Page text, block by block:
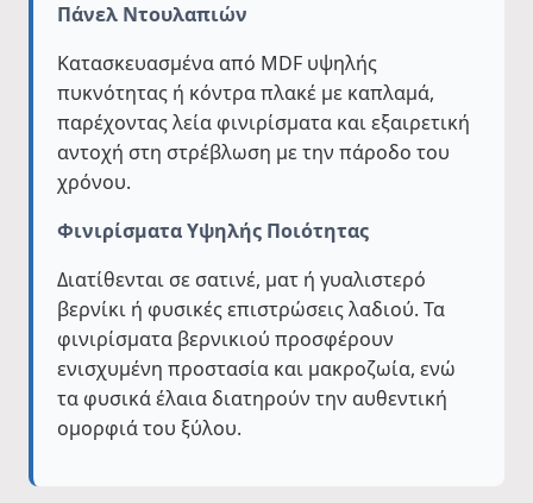
Πάνελ Ντουλαπιών
Κατασκευασμένα από MDF υψηλής
πυκνότητας ή κόντρα πλακέ με καπλαμά,
παρέχοντας λεία φινιρίσματα και εξαιρετική
αντοχή στη στρέβλωση με την πάροδο του
χρόνου.
Φινιρίσματα Υψηλής Ποιότητας
Διατίθενται σε σατινέ, ματ ή γυαλιστερό
βερνίκι ή φυσικές επιστρώσεις λαδιού. Τα
φινιρίσματα βερνικιού προσφέρουν
ενισχυμένη προστασία και μακροζωία, ενώ
τα φυσικά έλαια διατηρούν την αυθεντική
ομορφιά του ξύλου.